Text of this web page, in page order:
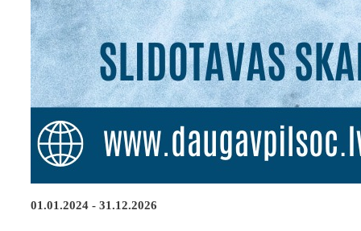
01.01.2024 - 31.12.2026